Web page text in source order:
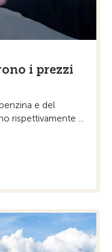
i prezzi
e del
rispettivamente ...